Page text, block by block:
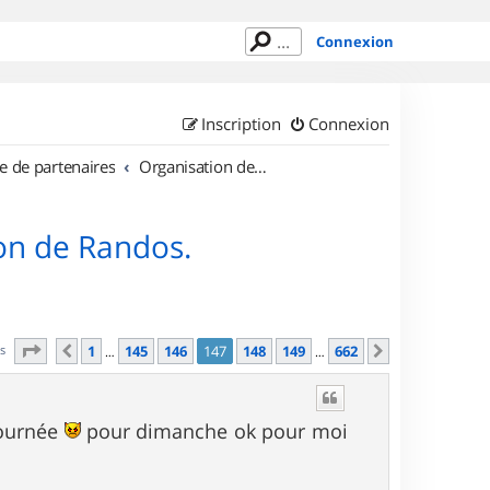
Connexion
Connexion
Inscription
de partenaires Organisation de sorties en région Île de France
de Randos.
Page 147 sur662
Précédent
1 … 145 146 147 148 149 … 662
pour dimanche ok pour moi